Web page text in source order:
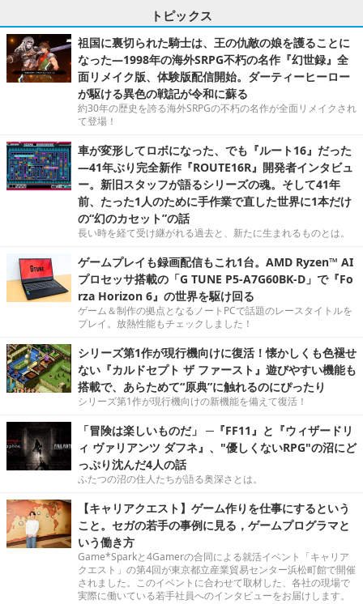
トピックス
祖国に裏切られた騎士は、王の仇敵の娘を護ることに
なった―1998年の海外SRPG不朽の名作『幻世録』全
面リメイク版、体験版配信開始。ダーティーヒーロー
が駆ける異色の戦記が令和に蘇る
約30年の歴史を誇る海外SRPGの不朽の名作が全面リメイクされ
て登場！
車が変形してロボになった、でも『ルート16』だった
―41年ぶり完全新作『ROUTE16R』開発者インタビュ
ー。新旧スタッフが語るシリーズの魂。そして41年
前、たった1人のために手作業で直した世界に1本だけ
の“幻のカセット”の話
長い時を経て受け継がれる過去と、新たに生まれるものとは。
ゲームプレイも録画配信もこれ1台。AMD Ryzen™ AI
プロセッサ搭載の「G TUNE P5-A7G60BK-D」で『Fo
rza Horizon 6』の世界を駆け回る
ゲーム＆制作の拠点となるノートPCで話題のレースタイトルを
プレイ。放熱性能もチェックしました！
シリーズ第1作が現行機向けに復活！懐かしくも色褪せ
ない『カルドセプト ザ ファースト』遊びやすい機能も
搭載で、あらためて“原典”に触れるのにぴったり
シリーズ第1作が現行機向けの新機能を備えて復活！
「冒険は楽しいものだ」 ─『FF11』と『ウィザードリ
ィ ヴァリアンツ ダフネ』、"優しくないRPG"の沼にど
っぷり沈んだ4人の話
ふたつの沼の住人たちが語る奥深さとは。
【キャリアクエスト】ゲーム作りを仕事にするという
こと。セガの若手の事例に見る，ゲームプログラマと
いう働き方
Game*Sparkと4Gamerの合同による就活イベント「キャリア
クエスト」の第4回が東京都立産業貿易センター浜松町館で開催
されました。このイベントに合わせて取材した、各社の現場で
実際に働いている若手社員へのインタビューをお届けします。